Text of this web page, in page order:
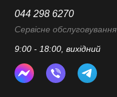
044 298 6270
Сервісне обслуговування
9:00 - 18:00, вихідний